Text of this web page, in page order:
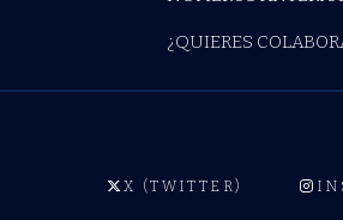
¿QUIERES
X (TWITTER)